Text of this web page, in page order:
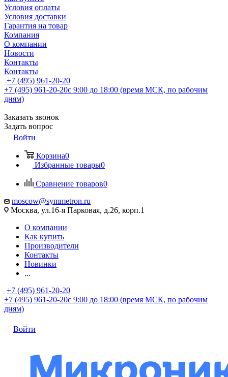
Условия оплаты
Условия доставки
Гарантия на товар
Компания
О компании
Новости
Контакты
Контакты
+7 (495) 961-20-20
+7 (495) 961-20-20с 9:00 до 18:00 (время МСК, по рабочим
дням)
Заказать звонок
Задать вопрос
Войти
Корзина0
Избранные товары0
Сравнение товаров0
moscow@symmetron.ru
Москва, ул.16-я Парковая, д.26, корп.1
О компании
Как купить
Производители
Контакты
Новинки
...
+7 (495) 961-20-20
+7 (495) 961-20-20с 9:00 до 18:00 (время МСК, по рабочим
дням)
Войти